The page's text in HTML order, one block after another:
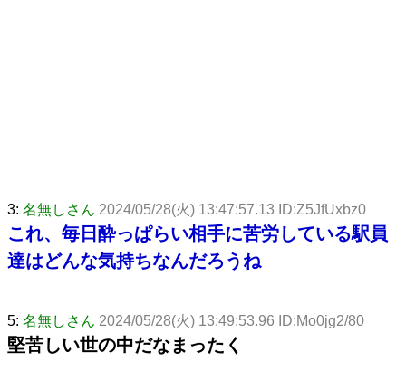
3: 名無しさん 2024/05/28(火) 13:47:57.13 ID:Z5JfUxbz0
これ、毎日酔っぱらい相手に苦労している駅員
達はどんな気持ちなんだろうね
5: 名無しさん 2024/05/28(火) 13:49:53.96 ID:Mo0jg2/80
堅苦しい世の中だなまったく